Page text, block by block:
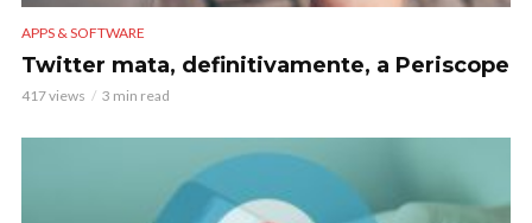
APPS & SOFTWARE
Twitter mata, definitivamente, a Periscope
417 views 3 min read